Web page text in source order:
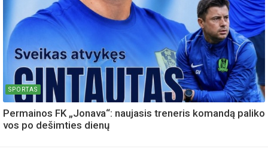
SPORTAS
Permainos FK „Jonava“: naujasis treneris komandą paliko
vos po dešimties dienų